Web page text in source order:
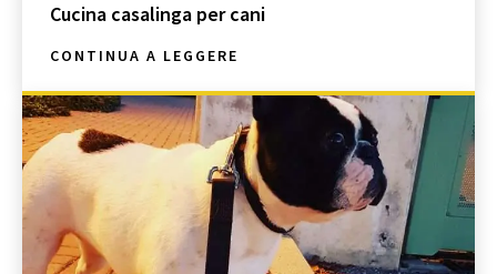
Cucina casalinga per cani
CONTINUA A LEGGERE